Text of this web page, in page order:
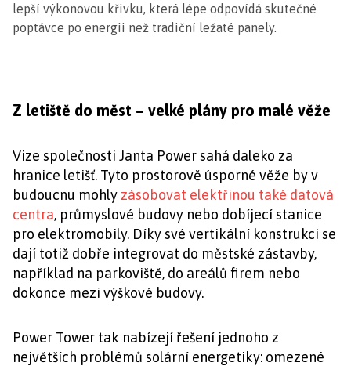
lepší výkonovou křivku, která lépe odpovídá skutečné
poptávce po energii než tradiční ležaté panely.
Z letiště do měst – velké plány pro malé věže
Vize společnosti Janta Power sahá daleko za
hranice letišť. Tyto prostorově úsporné věže by v
budoucnu mohly zásobovat elektřinou také datová
centra, průmyslové budovy nebo dobíjecí stanice
pro elektromobily. Díky své vertikální konstrukci se
dají totiž dobře integrovat do městské zástavby,
například na parkoviště, do areálů firem nebo
dokonce mezi výškové budovy.
Power Tower tak nabízejí řešení jednoho z
největších problémů solární energetiky: omezené